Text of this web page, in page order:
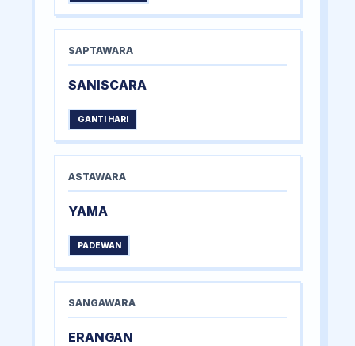
SAPTAWARA
SANISCARA
GANTI HARI
ASTAWARA
YAMA
PADEWAN
SANGAWARA
ERANGAN